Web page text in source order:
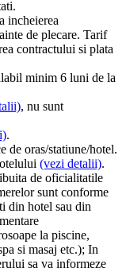
incheierea
de plecare. Tarif
contractului si plata
minim 6 luni de la
, nu sunt
.
de oras/statiune/hotel.
(vezi detalii).
de oficialitatile
sunt conforme
din hotel sau din
la piscine,
si masaj etc.); In
sa va informeze